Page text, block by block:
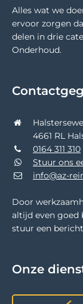
Alles wat we
ervoor zorgen
delen in drie
Onderhoud.
4661 RL
0164 311 310
Stuur ons
info@az-
Door
altijd even goed
stuur een
Onze